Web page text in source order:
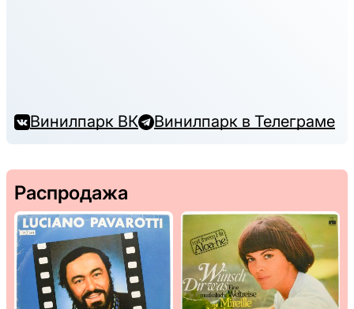
Винилпарк ВК Винилпарк в Телеграме
Распродажа